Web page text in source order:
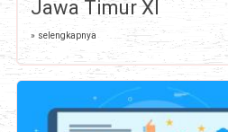
Jawa Timur XI
» selengkapnya